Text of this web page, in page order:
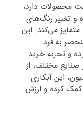
محصولات دارد،
و تغییر رنگ‌های
متمایز می‌کند. این
به فرد
و تجربه خرید
صنایع مختلف، از
این آبکاری
کرده و ارزش